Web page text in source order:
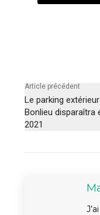
Article précédent
Le parking
Bonlieu disparaîtra
2021